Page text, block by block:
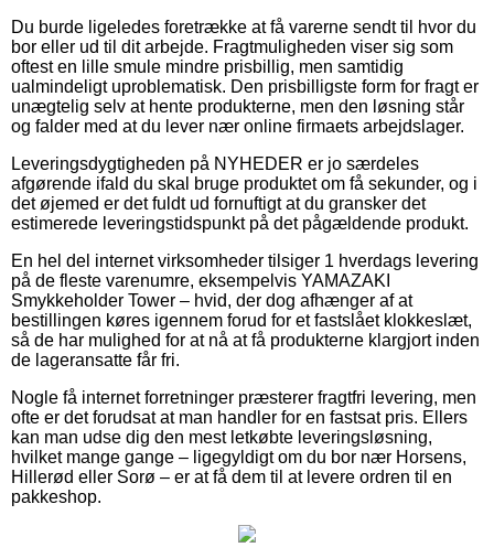
Du burde ligeledes foretrække at få varerne sendt til hvor du
bor eller ud til dit arbejde. Fragtmuligheden viser sig som
oftest en lille smule mindre prisbillig, men samtidig
ualmindeligt uproblematisk. Den prisbilligste form for fragt er
unægtelig selv at hente produkterne, men den løsning står
og falder med at du lever nær online firmaets arbejdslager.
Leveringsdygtigheden på NYHEDER er jo særdeles
afgørende ifald du skal bruge produktet om få sekunder, og i
det øjemed er det fuldt ud fornuftigt at du gransker det
estimerede leveringstidspunkt på det pågældende produkt.
En hel del internet virksomheder tilsiger 1 hverdags levering
på de fleste varenumre, eksempelvis YAMAZAKI
Smykkeholder Tower – hvid, der dog afhænger af at
bestillingen køres igennem forud for et fastslået klokkeslæt,
så de har mulighed for at nå at få produkterne klargjort inden
de lageransatte får fri.
Nogle få internet forretninger præsterer fragtfri levering, men
ofte er det forudsat at man handler for en fastsat pris. Ellers
kan man udse dig den mest letkøbte leveringsløsning,
hvilket mange gange – ligegyldigt om du bor nær Horsens,
Hillerød eller Sorø – er at få dem til at levere ordren til en
pakkeshop.